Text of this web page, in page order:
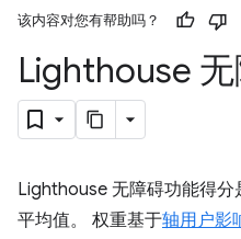
该内容对您有帮助吗？
Lighthouse
Lighthouse 无障碍功能得
平均值。 权重基于轴用户影